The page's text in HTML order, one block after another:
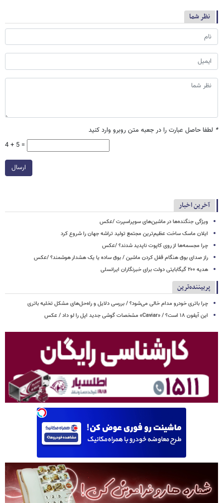
نظر شما
* لطفا حاصل عبارت را در جعبه متن روبرو وارد کنید
4 + 5 =
ارسال
آخرین اخبار
ویژگی جنگنده‌ها در ماشین‌های سوپراسپرت /عکس
ایلان ماسک ساخت عظیم‌ترین مجتمع تولید تراشه جهان را شروع کرد
چرا مجسمه‌ها از روی کاپوت‌ ناپدید شدند؟ /عکس
راز صدای بوق هنگام قفل کردن ماشین / بوق ساده یا یک هشدار هوشمند؟ /عکس
هدیه ۲۰۰ گیگابایتی دولت برای خبرنگاران ایرانسلی
پربیننده‌ترین
چرا باتری خودرو مدام خالی می‌شود؟ / بررسی دلایل و راه‌حل‌های مشکل تخلیه باتری
این آیفون ۱۸ است؟ / «Caviar» مشخصات گوشی جدید اپل را لو داد / عکس